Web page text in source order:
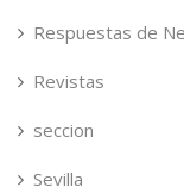
Respuestas de
Revistas
seccion
Sevilla